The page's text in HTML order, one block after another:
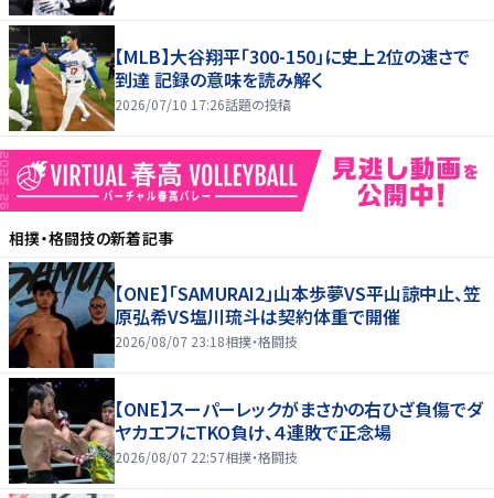
【MLB】大谷翔平「300-150」に史上2位の速さで
到達 記録の意味を読み解く
2026/07/10 17:26話題の投稿
相撲・格闘技の新着記事
【ONE】「SAMURAI2」山本歩夢VS平山諒中止、笠
原弘希VS塩川琉斗は契約体重で開催
2026/08/07 23:18相撲・格闘技
【ONE】スーパーレックがまさかの右ひざ負傷でダ
ヤカエフにTKO負け、４連敗で正念場
2026/08/07 22:57相撲・格闘技